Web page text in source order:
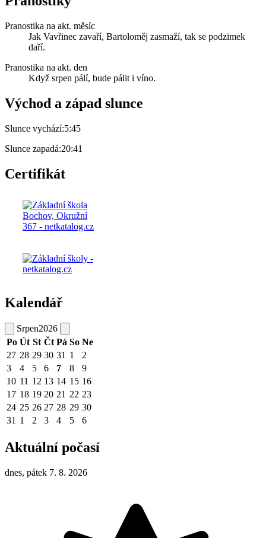
Pranostika na akt. měsíc
Jak Vavřinec zavaří, Bartoloměj zasmaží, tak se podzimek
daří.
Pranostika na akt. den
Když srpen pálí, bude pálit i víno.
Východ a západ slunce
Slunce vychází:5:45
Slunce zapadá:20:41
Certifikát
Kalendář
Srpen2026
Po Út St Čt Pá So Ne
27 28 29 30 31 1
2
3
4 5 6 7 8
9
10 11 12 13 14 15 16
17 18 19 20 21 22 23
24 25 26 27 28 29 30
31 1 2 3 4 5 6
Aktuální počasí
dnes, pátek 7. 8. 2026